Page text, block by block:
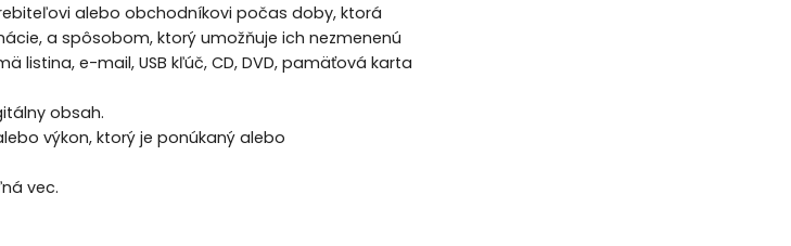
alebo obchodníkovi počas doby, ktorá
a spôsobom, ktorý umožňuje ich nezmenenú
listina, e-mail, USB kľúč, CD, DVD, pamäťová karta
obsah.
výkon, ktorý je ponúkaný alebo
vec.